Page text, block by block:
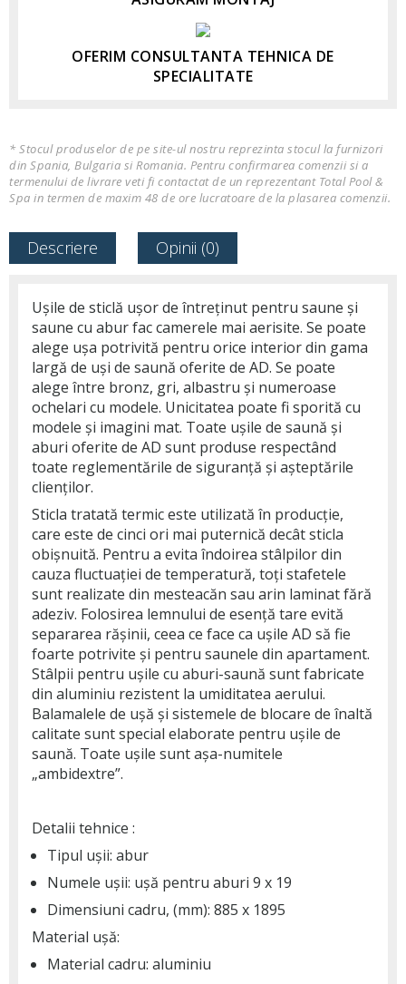
OFERIM CONSULTANTA TEHNICA DE
SPECIALITATE
* Stocul produselor de pe site-ul nostru reprezinta stocul la furnizori
din Spania, Bulgaria si Romania. Pentru confirmarea comenzii si a
termenului de livrare veti fi contactat de un reprezentant Total Pool &
Spa in termen de maxim 48 de ore lucratoare de la plasarea comenzii.
Descriere Opinii (0)
Ușile de sticlă ușor de întreținut pentru saune și
saune cu abur fac camerele mai aerisite. Se poate
alege ușa potrivită pentru orice interior din gama
largă de uși de saună oferite de AD. Se poate
alege între bronz, gri, albastru și numeroase
ochelari cu modele. Unicitatea poate fi sporită cu
modele și imagini mat. Toate ușile de saună și
aburi oferite de AD sunt produse respectând
toate reglementările de siguranță și așteptările
clienților.
Sticla tratată termic este utilizată în producție,
care este de cinci ori mai puternică decât sticla
obișnuită. Pentru a evita îndoirea stâlpilor din
cauza fluctuației de temperatură, toți stafetele
sunt realizate din mesteacăn sau arin laminat fără
adeziv. Folosirea lemnului de esență tare evită
separarea rășinii, ceea ce face ca ușile AD să fie
foarte potrivite și pentru saunele din apartament.
Stâlpii pentru ușile cu aburi-saună sunt fabricate
din aluminiu rezistent la umiditatea aerului.
Balamalele de ușă și sistemele de blocare de înaltă
calitate sunt special elaborate pentru ușile de
saună. Toate ușile sunt așa-numitele
„ambidextre”.
Detalii tehnice :
Tipul ușii: abur
Numele ușii: ușă pentru aburi 9 x 19
Dimensiuni cadru, (mm): 885 x 1895
Material ușă:
Material cadru: aluminiu